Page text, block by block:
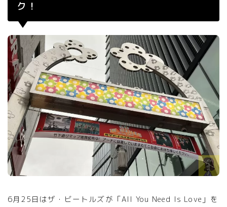
ク！
6月25日はザ・ビートルズが「All You Need Is Love」を